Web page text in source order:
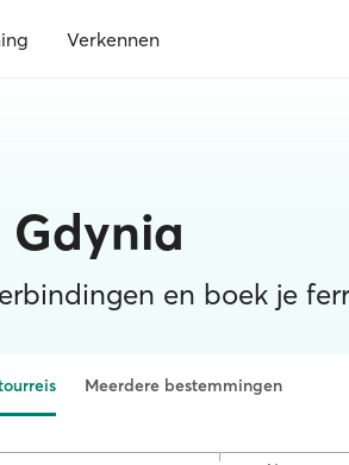
Verkennen
Gdynia
en boek je
Meerdere bestemmingen